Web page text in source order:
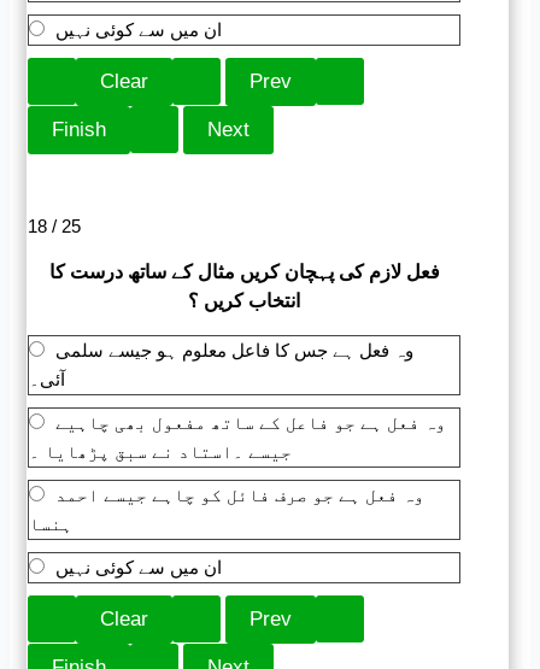
ان میں سے کوئی نہیں
18 / 25
فعل لازم کی پہچان کریں مثال کے ساتھ درست کا
انتخاب کریں ؟
وہ فعل ہے جس کا فاعل معلوم ہو جیسے سلمی
آئی۔
وہ فعل ہے جو فاعل کے ساتھ مفعول بھی چاہیے
جیسے ۔استاد نے سبق پڑھایا ۔
وہ فعل ہے جو صرف فائل کو چاہے جیسے احمد
ہنسا
ان میں سے کوئی نہیں